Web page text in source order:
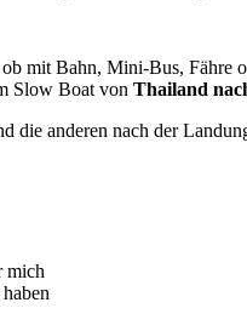
mit Bahn, Mini-Bus,
Slow Boat von Thailand
anderen nach der
mich